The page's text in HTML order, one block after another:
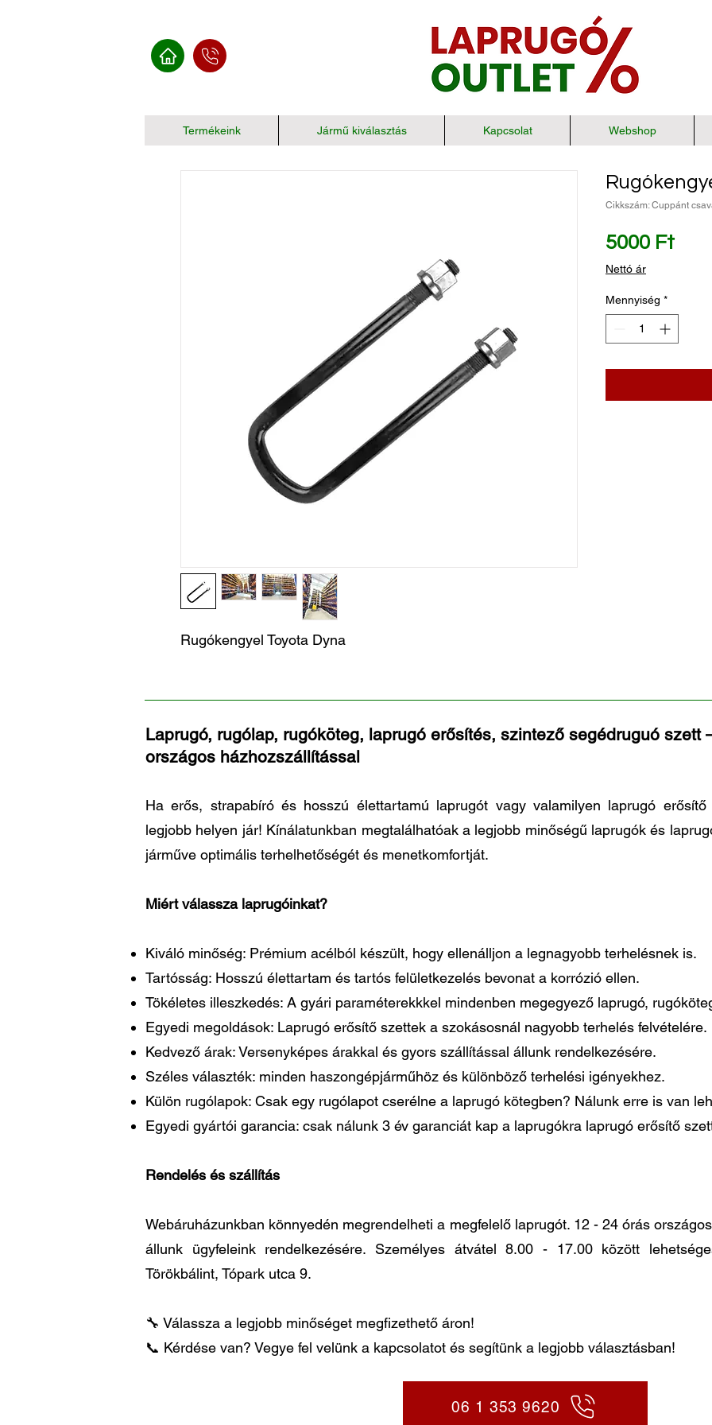
Termékeink Jármű kiválasztás Kapcsolat Webshop
Rugókengyel Toyota Dyna
Cikkszám: Cuppánt
5000 FtÁr
Nettó ár
Mennyiség *
Laprugó, rugólap, rugóköteg, laprugó erősítés, szintező segédruguó szett
országos házhozszállítással
Ha erős, strapabíró és hosszú élettartamú laprugót vagy valamilyen laprugó
legjobb helyen jár! Kínálatunkban megtalálhatóak a legjobb minőségű laprugók és
járműve optimális terhelhetőségét és menetkomfortját.
Miért válassza laprugóinkat?
Kiváló minőség: Prémium acélból készült, hogy ellenálljon a legnagyobb terhelésnek is.
Tartósság: Hosszú élettartam és tartós felületkezelés bevonat a korrózió ellen.
Tökéletes illeszkedés: A gyári paraméterekkkel mindenben megegyező laprugó,
Egyedi megoldások: Laprugó erősítő szettek a szokásosnál nagyobb terhelés felvételére.
Kedvező árak: Versenyképes árakkal és gyors szállítással állunk rendelkezésére.
Széles választék: minden haszongépjárműhöz és különböző terhelési igényekhez.
Külön rugólapok: Csak egy rugólapot cserélne a laprugó kötegben? Nálunk erre is van
Egyedi gyártói garancia: csak nálunk 3 év garanciát kap a laprugókra laprugó erősítő
Rendelés és szállítás
Webáruházunkban könnyedén megrendelheti a megfelelő laprugót. 12 - 24 órás
állunk ügyfeleink rendelkezésére. Személyes átvátel 8.00 - 17.00 között
Törökbálint, Tópark utca 9.
🔧 Válassza a legjobb minőséget megfizethető áron!
📞 Kérdése van? Vegye fel velünk a kapcsolatot és segítünk a legjobb választásban!
06 1 353 9620